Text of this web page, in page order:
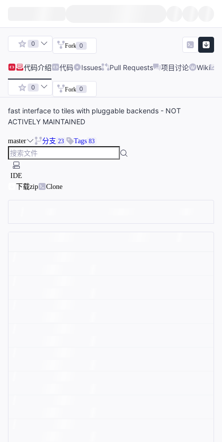
0 Fork 0
代码介绍 代码 Issues Pull Requests 项目讨论 Wiki
0 Fork 0
fast interface to tiles with pluggable backends - NOT
ACTIVELY MAINTAINED
master 分支 23 Tags 83
IDE
下载zip
Clone